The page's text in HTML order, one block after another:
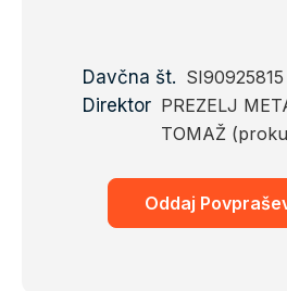
Davčna št. SI90925815
Direktor PREZELJ
TOMAŽ
Oddaj